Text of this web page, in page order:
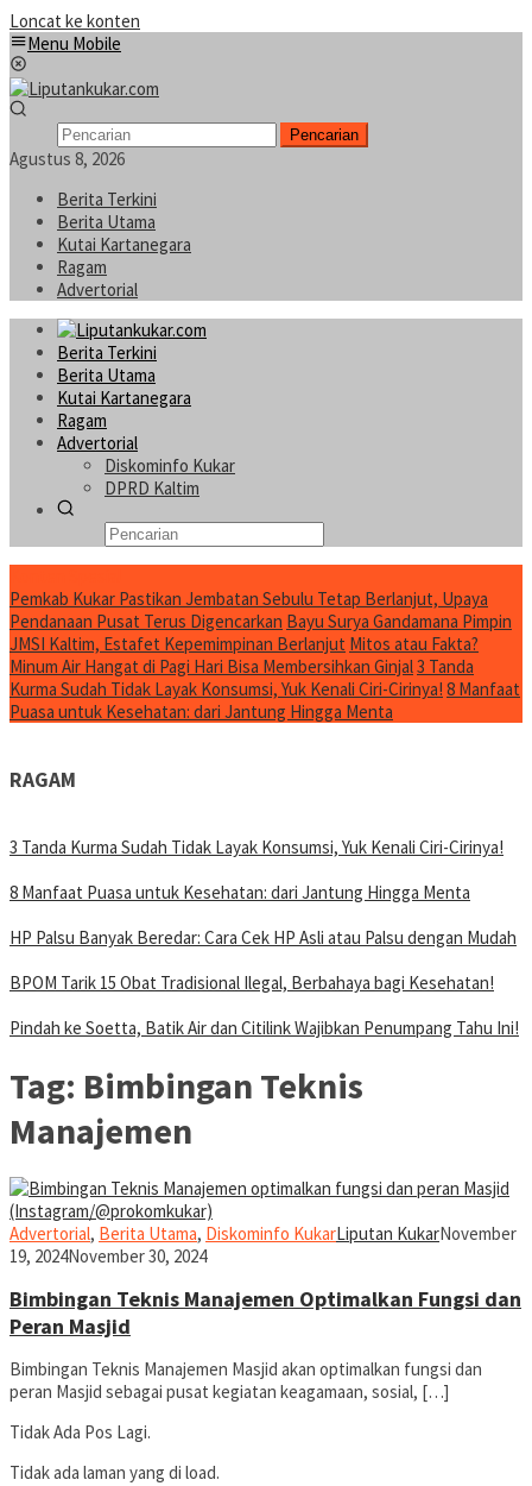
Loncat ke konten
Menu Mobile
Pencarian
Agustus 8, 2026
Berita Terkini
Berita Utama
Kutai Kartanegara
Ragam
Advertorial
Berita Terkini
Berita Utama
Kutai Kartanegara
Ragam
Advertorial
Diskominfo Kukar
DPRD Kaltim
Pemkab Kukar Pastikan Jembatan Sebulu Tetap Berlanjut, Upaya
Pendanaan Pusat Terus Digencarkan Bayu Surya Gandamana Pimpin
JMSI Kaltim, Estafet Kepemimpinan Berlanjut Mitos atau Fakta?
Minum Air Hangat di Pagi Hari Bisa Membersihkan Ginjal3 Tanda
Kurma Sudah Tidak Layak Konsumsi, Yuk Kenali Ciri-Cirinya! 8 Manfaat
Puasa untuk Kesehatan: dari Jantung Hingga Menta
RAGAM
3 Tanda Kurma Sudah Tidak Layak Konsumsi, Yuk Kenali Ciri-Cirinya!
8 Manfaat Puasa untuk Kesehatan: dari Jantung Hingga Menta
HP Palsu Banyak Beredar: Cara Cek HP Asli atau Palsu dengan Mudah
BPOM Tarik 15 Obat Tradisional Ilegal, Berbahaya bagi Kesehatan!
Pindah ke Soetta, Batik Air dan Citilink Wajibkan Penumpang Tahu Ini!
Tag: Bimbingan Teknis
Manajemen
Advertorial, Berita Utama, Diskominfo KukarLiputan KukarNovember
19, 2024November 30, 2024
Bimbingan Teknis Manajemen Optimalkan Fungsi dan
Peran Masjid
Bimbingan Teknis Manajemen Masjid akan optimalkan fungsi dan
peran Masjid sebagai pusat kegiatan keagamaan, sosial, […]
Tidak Ada Pos Lagi.
Tidak ada laman yang di load.